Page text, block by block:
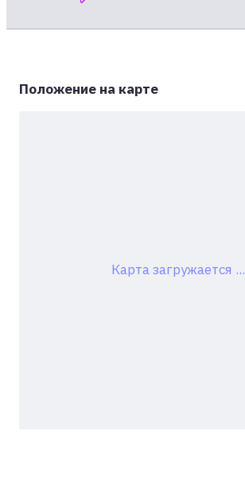
Положение на карте
Карта загружается ...